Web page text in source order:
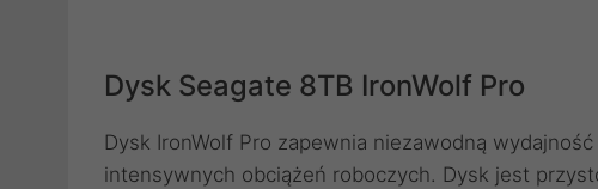
Dysk Seagate 8TB IronWolf Pro
Dysk IronWolf Pro zapewnia niezawodną
intensywnych obciążeń roboczych. Dysk jest